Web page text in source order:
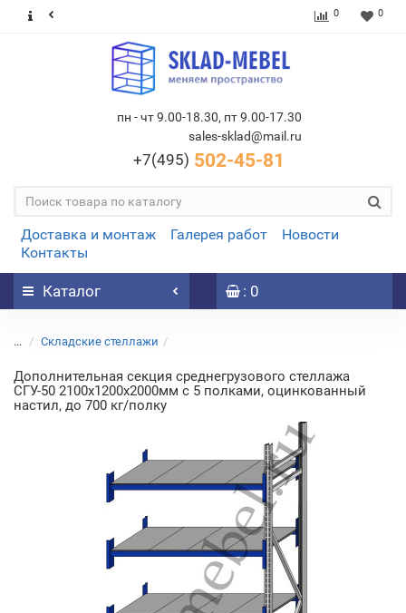
0 0
пн - чт 9.00-18.30, пт 9.00-17.30
sales-sklad@mail.ru
+7(495) 502-45-81
Доставка и монтаж Галерея работ
Новости
Контакты
Каталог : 0
... Складские стеллажи
Дополнительная секция среднегрузового стеллажа
СГУ-50 2100х1200х2000мм с 5 полками, оцинкованный
настил, до 700 кг/полку